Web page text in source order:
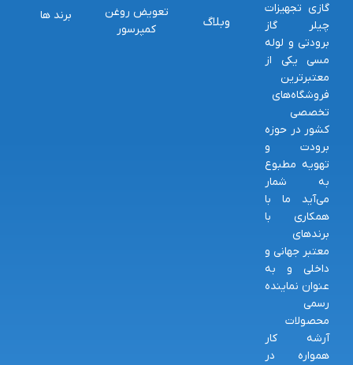
گازی تجهیزات
چیلر گاز
برودتی و لوله
مسی یکی از
معتبرترین
فروشگاه‌های
تخصصی
کشور در حوزه
برودت و
تهویه مطبوع
به شمار
می‌آید ما با
همکاری با
برندهای
معتبر جهانی و
داخلی و به
عنوان نماینده
رسمی
محصولات
آرشه کار
همواره در
وبلاگ
تعویض روغن
کمپرسور
برند ها